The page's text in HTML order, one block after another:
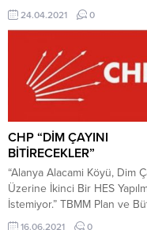
“turizmin başkenti” Antalya,
ülkeden de yatırımcı çekiyor.
güzellikleri, tarihi ve kültürel
dokusuyla dünyanın
önemli turizm
arasında bulunan Antalya,
yerleşik yabancı nüfusuyla,
yabancı yatırımcısıyla da
çekiyor. Yabancıya konut
da ciddi potansiyele sahip
Antalya’da, mart ayında
yılın...
24.04.2021 0
CHP “DİM ÇAYINI
BİTİRECEKLER”
“Alanya Alacami Köyü, Dim
Üzerine İkinci Bir HES
İstemiyor.” TBMM Plan ve
Komisyonu üyesi CHP Antalya
16.06.2021 0